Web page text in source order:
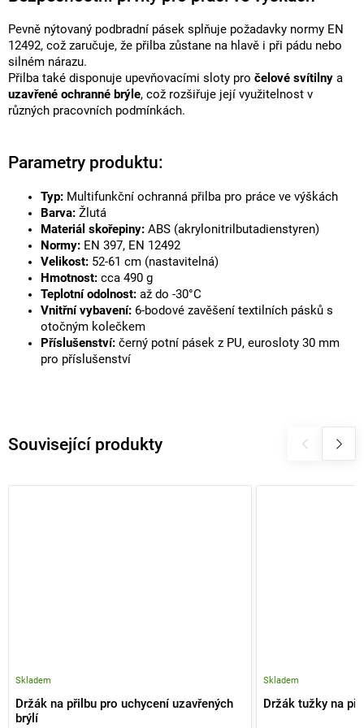
Související produkty
Držák na přilbu pro uchycení uzavřených
brýlí
Skladem
Držák tužky na
Skladem
Pevně nýtovaný podbradní pásek splňuje požadavky normy EN
12492, což zaručuje, že přilba zůstane na hlavě i při pádu nebo
silném nárazu.
Přilba také disponuje upevňovacími sloty pro čelové svítilny a
uzavřené ochranné brýle, což rozšiřuje její využitelnost v
různých pracovních podmínkách.
Parametry produktu:
Typ: Multifunkční ochranná přilba pro práce ve výškách
Barva: Žlutá
Materiál skořepiny: ABS (akrylonitrilbutadienstyren)
Normy: EN 397, EN 12492
Velikost: 52-61 cm (nastavitelná)
Hmotnost: cca 490 g
Teplotní odolnost: až do -30°C
Vnitřní vybavení: 6-bodové zavěšení textilních pásků s
otočným kolečkem
Příslušenství: černý potní pásek z PU, eurosloty 30 mm
pro příslušenství